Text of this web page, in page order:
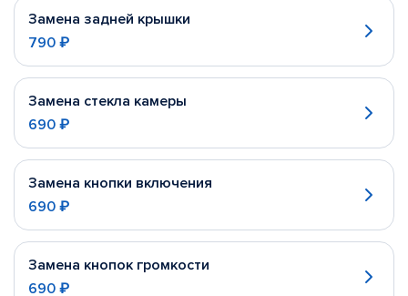
Замена задней крышки
790 ₽
Замена стекла камеры
690 ₽
Замена кнопки включения
690 ₽
Замена кнопок громкости
690 ₽